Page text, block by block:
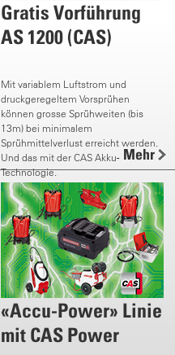
Gratis Vorführung
AS 1200 (CAS)
Mit variablem Luftstrom und
druckgeregeltem Vorsprühen
können grosse Sprühweiten (bis
13m) bei minimalem
Sprühmittelverlust erreicht werden.
Und das mit der CAS Akku-
Technologie.
Mehr
«Accu-Power» Linie
mit CAS Power